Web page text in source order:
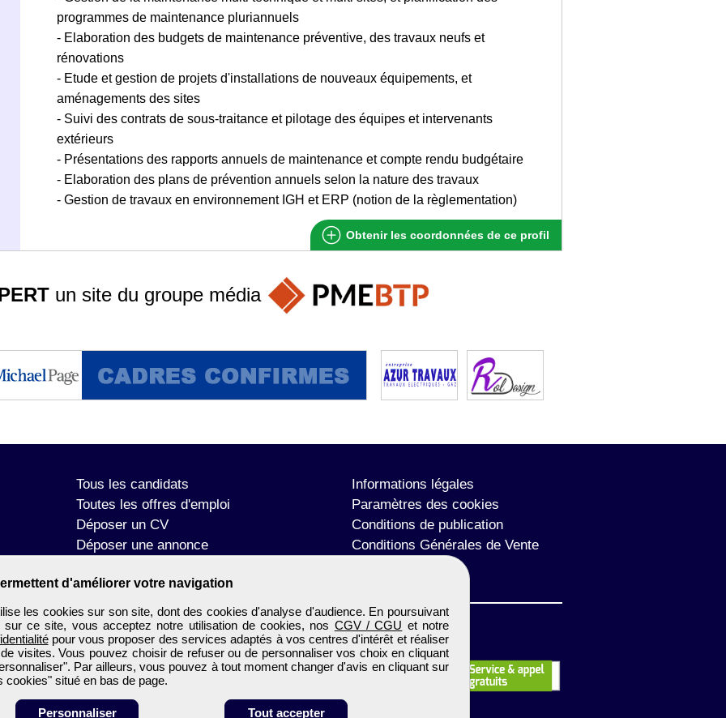
programmes de maintenance pluriannuels
- Elaboration des budgets de maintenance préventive, des travaux neufs et
rénovations
- Etude et gestion de projets d'installations de nouveaux équipements, et
aménagements des sites
- Suivi des contrats de sous-traitance et pilotage des équipes et intervenants
extérieurs
- Présentations des rapports annuels de maintenance et compte rendu budgétaire
- Elaboration des plans de prévention annuels selon la nature des travaux
- Gestion de travaux en environnement IGH et ERP (notion de la règlementation)
Obtenir les coordonnées de ce profil
d'améliorer votre navigation
les cookies sur son site, dont des cookies d'analyse d'audience. En poursuivant
sur ce site, vous acceptez notre utilisation de cookies, nos CGV / CGU et notre
pour vous proposer des services adaptés à vos centres d'intérêt et réaliser
visites. Vous pouvez choisir de refuser ou de personnaliser vos choix en cliquant
Par ailleurs, vous pouvez à tout moment changer d'avis en cliquant sur
cookies" situé en bas de page.
Personnaliser Tout accepter
un site du groupe média
Tous les candidats
Toutes les offres d'emploi
Déposer un CV
Déposer une annonce
Informations légales
Paramètres des cookies
Conditions de publication
Conditions Générales de Vente